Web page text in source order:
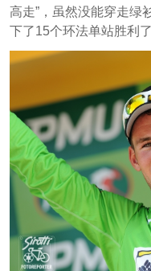
高走”，虽然没能穿走绿
下了15个环法单站胜利了